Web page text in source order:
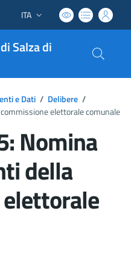
Lingua attiva:
ITA
Salza di
e Dati / Delibere /
elettorale comunale
Nomina
della